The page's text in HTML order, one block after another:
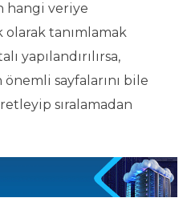
hangi veriye
tanımlamak
yapılandırılırsa,
sayfalarını bile
sıralamadan